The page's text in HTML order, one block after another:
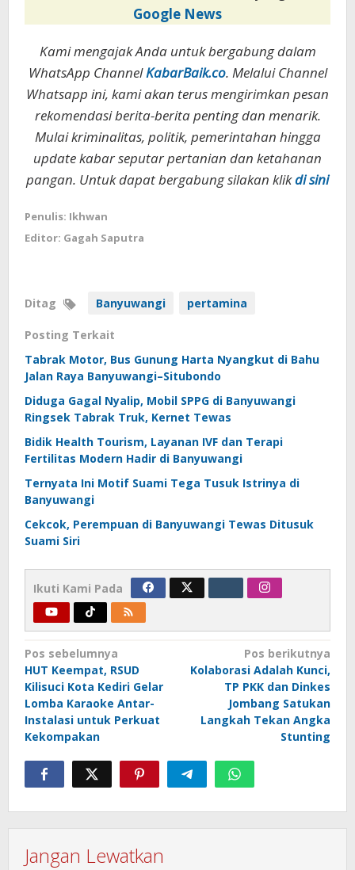
Google News
Kami mengajak Anda untuk bergabung dalam
WhatsApp ChannelKabarBaik.co. Melalui Channel
Whatsapp ini, kami akan terus mengirimkan pesan
rekomendasi berita-berita penting dan menarik.
Mulai kriminalitas, politik, pemerintahan hingga
update kabar seputar pertanian dan ketahanan
pangan. Untuk dapat bergabung silakan klikdi sini
Penulis: Ikhwan
Editor: Gagah Saputra
Ditag Banyuwangi pertamina
Posting Terkait
Tabrak Motor, Bus Gunung Harta Nyangkut di Bahu
Jalan Raya Banyuwangi–Situbondo
Diduga Gagal Nyalip, Mobil SPPG di Banyuwangi
Ringsek Tabrak Truk, Kernet Tewas
Bidik Health Tourism, Layanan IVF dan Terapi
Fertilitas Modern Hadir di Banyuwangi
Ternyata Ini Motif Suami Tega Tusuk Istrinya di
Banyuwangi
Cekcok, Perempuan di Banyuwangi Tewas Ditusuk
Suami Siri
Ikuti Kami Pada
Navigasi
pos
Pos sebelumnya
HUT Keempat, RSUD
Kilisuci Kota Kediri Gelar
Lomba Karaoke Antar-
Instalasi untuk Perkuat
Kekompakan
Pos berikutnya
Kolaborasi Adalah Kunci,
TP PKK dan Dinkes
Jombang Satukan
Langkah Tekan Angka
Stunting
Jangan Lewatkan